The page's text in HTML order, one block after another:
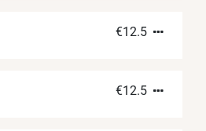
€12.5
€12.5